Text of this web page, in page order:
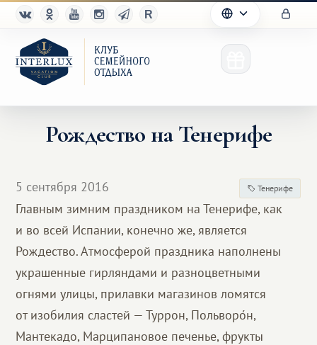
Преимущества
Партнерам
Благотворительность
Рождество на Тенерифе
5 сентября 2016 Тенерифе
Главным зимним праздником на Тенерифе, как
и во всей Испании, конечно же, является
Рождество. Атмосферой праздника наполнены
украшенные гирляндами и разноцветными
огнями улицы, прилавки магазинов ломятся
от изобилия сластей — Туррон, Польворо́н,
Мантекадо, Марципановое печенье, фрукты